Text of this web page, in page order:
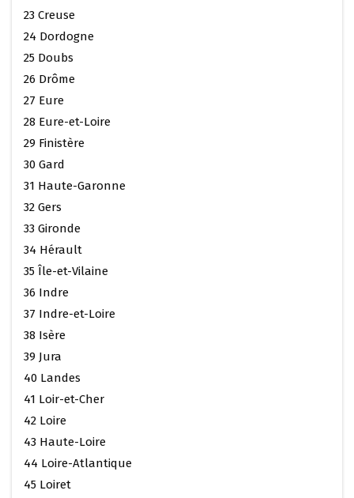
23 Creuse
24 Dordogne
25 Doubs
26 Drôme
27 Eure
28 Eure-et-Loire
29 Finistère
30 Gard
31 Haute-Garonne
32 Gers
33 Gironde
34 Hérault
35 Île-et-Vilaine
36 Indre
37 Indre-et-Loire
38 Isère
39 Jura
40 Landes
41 Loir-et-Cher
42 Loire
43 Haute-Loire
44 Loire-Atlantique
45 Loiret